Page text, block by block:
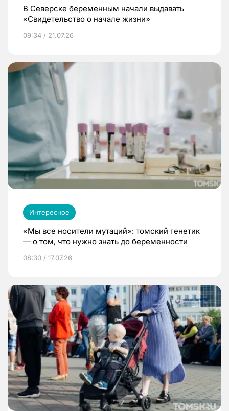
В Северске беременным начали выдавать
«Свидетельство о начале жизни»
09:34 / 21.07.26
Интересное
«Мы все носители мутаций»: томский генетик
— о том, что нужно знать до беременности
08:30 / 17.07.26